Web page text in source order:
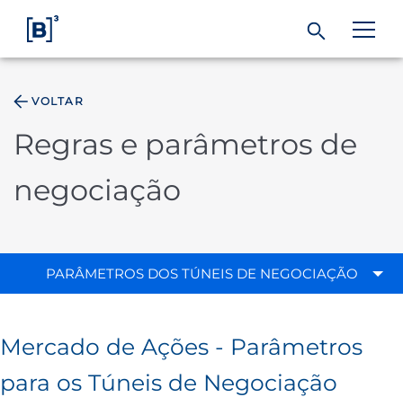
Soluções
Dados
VOLTAR
Regras e parâmetros de
negociação
PARÂMETROS DOS TÚNEIS DE NEGOCIAÇÃO
Mercado de Ações - Parâmetros
para os Túneis de Negociação